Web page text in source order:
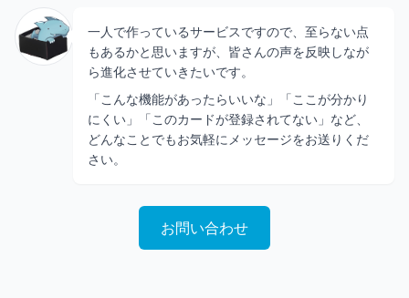
一人で作っているサービスですので、至らない点
もあるかと思いますが、皆さんの声を反映しなが
ら進化させていきたいです。
「こんな機能があったらいいな」「ここが分かり
にくい」「このカードが登録されてない」など、
どんなことでもお気軽にメッセージをお送りくだ
さい。
お問い合わせ